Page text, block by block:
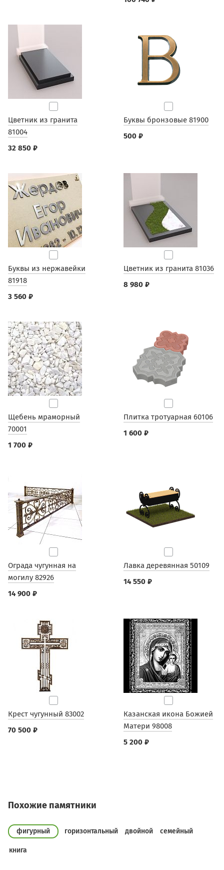
Цветник из гранита
81004
32 850 ₽
Буквы бронзовые 81900
500 ₽
Буквы из нержавейки
81918
3 560 ₽
Цветник из гранита 81036
8 980 ₽
Щебень мраморный
70001
1 700 ₽
Плитка тротуарная 60106
1 600 ₽
Ограда чугунная на
могилу 82926
14 900 ₽
Лавка деревянная 50109
14 550 ₽
Крест чугунный 83002
70 500 ₽
Казанская икона Божией
Матери 98008
5 200 ₽
Похожие памятники
фигурный горизонтальный двойной семейный
книга